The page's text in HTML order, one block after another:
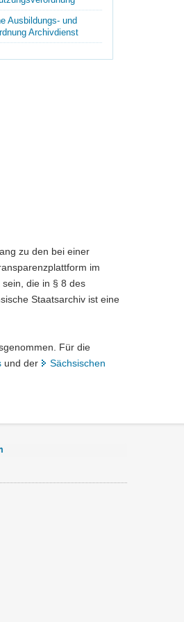
Gerichte und
des
Ausbildungs- und
Archivdienst
zu den bei einer
im
die in § 8 des
Staatsarchiv ist eine
Für die
und der
Sächsischen